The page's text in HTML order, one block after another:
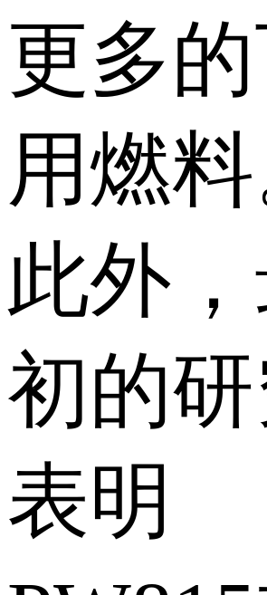
更多
用燃料
此外
初的
表明